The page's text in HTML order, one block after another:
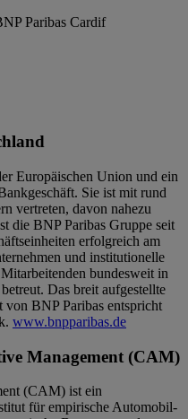
Paribas Cardif
Europäischen Union und ein
Sie ist mit rund
vertreten, davon nahezu
die BNP Paribas Gruppe seit
erfolgreich am
und institutionelle
bundesweit in
Das breit aufgestellte
von BNP Paribas entspricht
www.bnpparibas.de
Management (CAM)
(CAM) ist ein
für empirische Automobil-